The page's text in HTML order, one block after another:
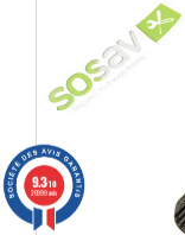
9.3/10
26999 avis